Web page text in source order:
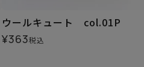
ウールキュート col.01P
¥363税込